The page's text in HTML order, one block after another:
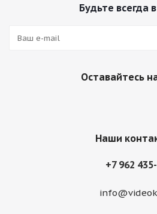
Будьте всегда
Оставайтесь
Наши
+7 962